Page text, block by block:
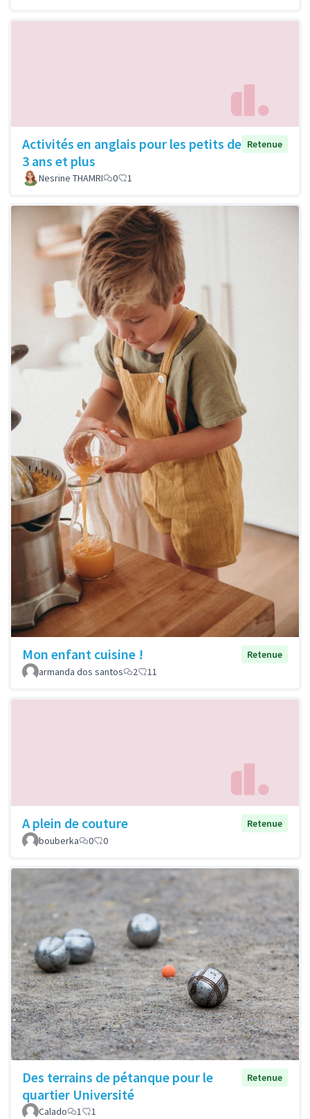
Activités en anglais pour les petits de
3 ans et plus
Retenue
Nesrine THAMRI 0 1
Mon enfant cuisine !
Retenue
armanda dos santos
2 11
A plein de couture
Retenue
bouberka
0 0
Des terrains de pétanque pour le
quartier Université
Retenue
Calado 1 1